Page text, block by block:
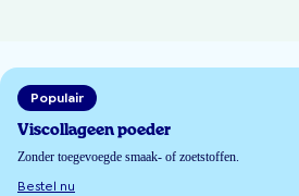
Populair
Viscollageen poeder
Zonder toegevoegde smaak- of zoetstoffen.
Bestel nu